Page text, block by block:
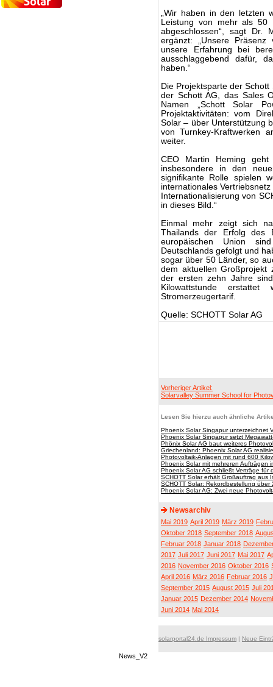
„Wir haben in den letzten
Leistung von mehr als 50
abgeschlossen“, sagt Dr.
ergänzt: „Unsere
unsere Erfahrung bei
ausschlaggebend dafür,
haben.“
Die Projektsparte der
der Schott AG, das Sales
Namen „Schott Solar
Projektaktivitäten: vom
Solar – über Unterstützung
von Turnkey-Kraftwerken
weiter.
CEO Martin Heming
insbesondere in den
signifikante Rolle spielen
internationales
Internationalisierung von
in dieses Bild.“
Einmal mehr zeigt sich
Thailands der Erfolg des
europäischen Union
Deutschlands gefolgt und
sogar über 50 Länder, so
dem aktuellen Großprojekt
der ersten zehn Jahre
Kilowattstunde
Stromerzeugertarif.
Quelle: SCHOTT Solar AG
Vorheriger Artikel:
Solarvalley Summer School for
Lesen Sie hierzu auch ähnliche
Phoenix Solar Singapur unterzeichnet
Phoenix Solar Singapur setzt
Phönix Solar AG baut weiteres
Griechenland: Phoenix Solar AG
Photovoltaik-Anlagen mit rund 600
Phoenix Solar mit mehreren Aufträgen
Phoenix Solar AG schließt Verträge
SCHOTT Solar erhält Großauftrag aus
SCHOTT Solar: Rekordbestellung
Phoenix Solar AG: Zwei neue
Newsarchiv
Mai 2019 April 2019 März 2019
Oktober 2018 September 2018
Februar 2018 Januar 2018
2017 Juli 2017 Juni 2017 Mai 2017
2016 November 2016 Oktober 2016
April 2016 März 2016 Februar 2016
September 2015 August 2015 Juli
Januar 2015 Dezember 2014
Juni 2014 Mai 2014
solarportal24.de Impressum | Neue
News_V2